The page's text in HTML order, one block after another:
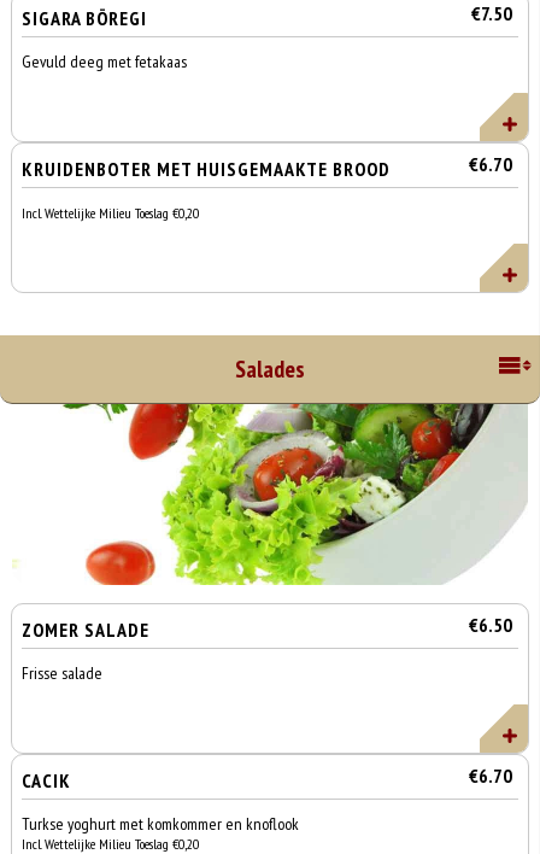
SIGARA BÖREGI €7.50
Gevuld deeg met fetakaas
KRUIDENBOTER MET HUISGEMAAKTE BROOD €6.70
Incl. Wettelijke Milieu Toeslag €0,20
Salades
ZOMER SALADE €6.50
Frisse salade
CACIK €6.70
Turkse yoghurt met komkommer en knoflook
Incl. Wettelijke Milieu Toeslag €0,20